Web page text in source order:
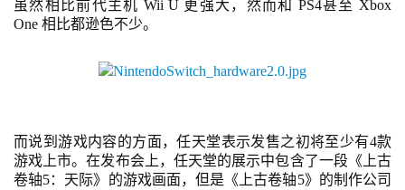
首
页
虽然相比前代主机 Wii U 更强大，然而和 PS4甚至 Xbox
One 相比都逊色不少。
而说到游戏内容的方面，任天堂表示发售之初将至少有4款
游戏上市。在发布会上，任天堂的展示中包含了一段《上古
卷轴5：天际》的游戏画面，但是《上古卷轴5》的制作公司